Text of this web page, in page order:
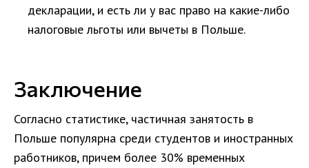
декларации, и есть ли у вас право на какие-либо
налоговые льготы или вычеты в Польше.
Заключение
Согласно статистике, частичная занятость в
Польше популярна среди студентов и иностранных
работников, причем более 30% временных